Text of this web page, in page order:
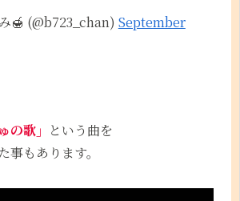
🍯 (@b723_chan) September
の歌」 という曲を
事もあります。